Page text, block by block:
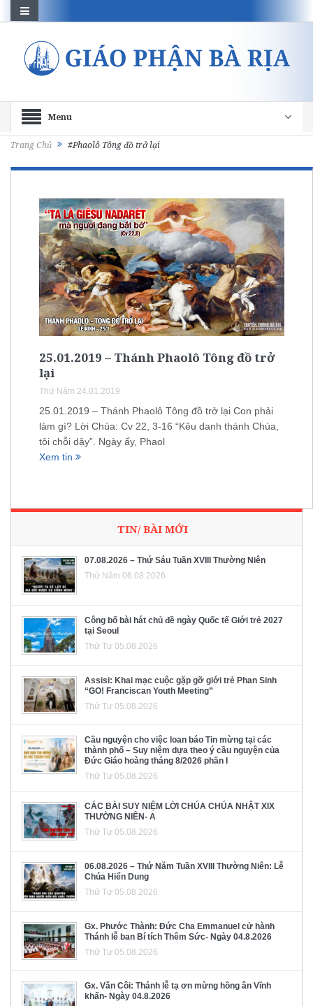
Menu
Trang Chủ #Phaolô Tông đồ trở lại
25.01.2019 – Thánh Phaolô Tông đồ trở
lại
Thứ Năm 24.01.2019
25.01.2019 – Thánh Phaolô Tông đồ trở lại Con phải
làm gì? Lời Chúa: Cv 22, 3-16 “Kêu danh thánh Chúa,
tôi chỗi dậy”. Ngày ấy, Phaol
Xem tin
TIN/ BÀI MỚI
07.08.2026 – Thứ Sáu Tuần XVIII Thường Niên
Thứ Năm 06.08.2026
Công bố bài hát chủ đề ngày Quốc tế Giới trẻ 2027
tại Seoul
Thứ Tư 05.08.2026
Assisi: Khai mạc cuộc gặp gỡ giới trẻ Phan Sinh
“GO! Franciscan Youth Meeting”
Thứ Tư 05.08.2026
Cầu nguyện cho việc loan báo Tin mừng tại các
thành phố – Suy niệm dựa theo ý cầu nguyện của
Đức Giáo hoàng tháng 8/2026 phần I
Thứ Tư 05.08.2026
CÁC BÀI SUY NIỆM LỜI CHÚA CHÚA NHẬT XIX
THƯỜNG NIÊN- A
Thứ Tư 05.08.2026
06.08.2026 – Thứ Năm Tuần XVIII Thường Niên: Lễ
Chúa Hiển Dung
Thứ Tư 05.08.2026
Gx. Phước Thành: Đức Cha Emmanuel cử hành
Thánh lễ ban Bí tích Thêm Sức- Ngày 04.8.2026
Thứ Tư 05.08.2026
Gx. Văn Côi: Thánh lễ tạ ơn mừng hồng ân Vĩnh
khấn- Ngày 04.8.2026